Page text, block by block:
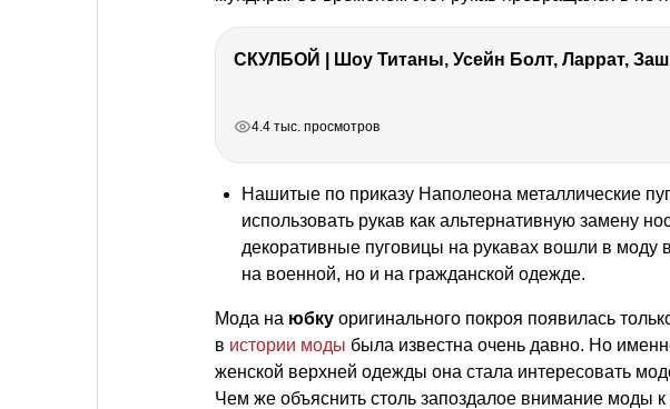
СКУЛБОЙ | Шоу Титаны, Усейн Болт, Ларрат,
4.4 тыс. просмотров
Нашитые по приказу Наполеона металлические
использовать рукав как альтернативную замену
декоративные пуговицы на рукавах вошли в моду
на военной, но и на гражданской одежде.
Мода на юбку оригинального покроя появилась
в истории моды была известна очень давно. Но
женской верхней одежды она стала интересовать
Чем же объяснить столь запоздалое внимание моды